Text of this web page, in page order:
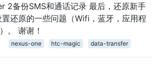
2备份SMS和通话记录 最后，还原新手
还原的一些问题（Wifi，蓝牙，应用程
。 谢谢！
nexus-one htc-magic data-transfer